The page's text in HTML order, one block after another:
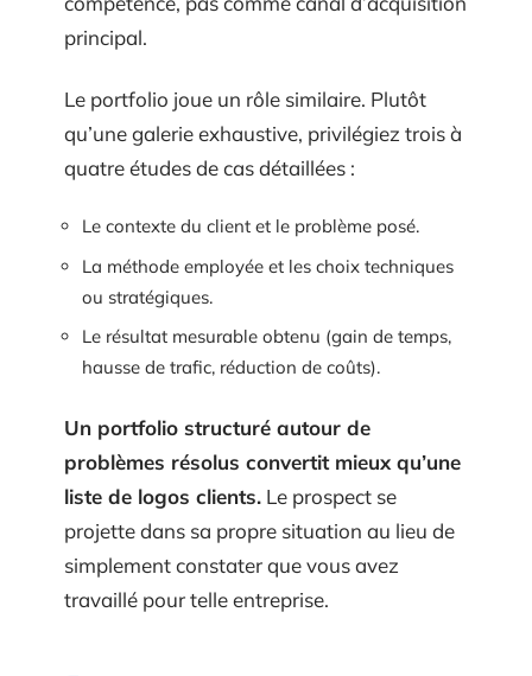
principal.
Le portfolio joue un rôle similaire. Plutôt
qu’une galerie exhaustive, privilégiez trois à
quatre études de cas détaillées :
Le contexte du client et le problème posé.
La méthode employée et les choix techniques
ou stratégiques.
Le résultat mesurable obtenu (gain de temps,
hausse de trafic, réduction de coûts).
Un portfolio structuré autour de
problèmes résolus convertit mieux qu’une
liste de logos clients. Le prospect se
projette dans sa propre situation au lieu de
simplement constater que vous avez
travaillé pour telle entreprise.